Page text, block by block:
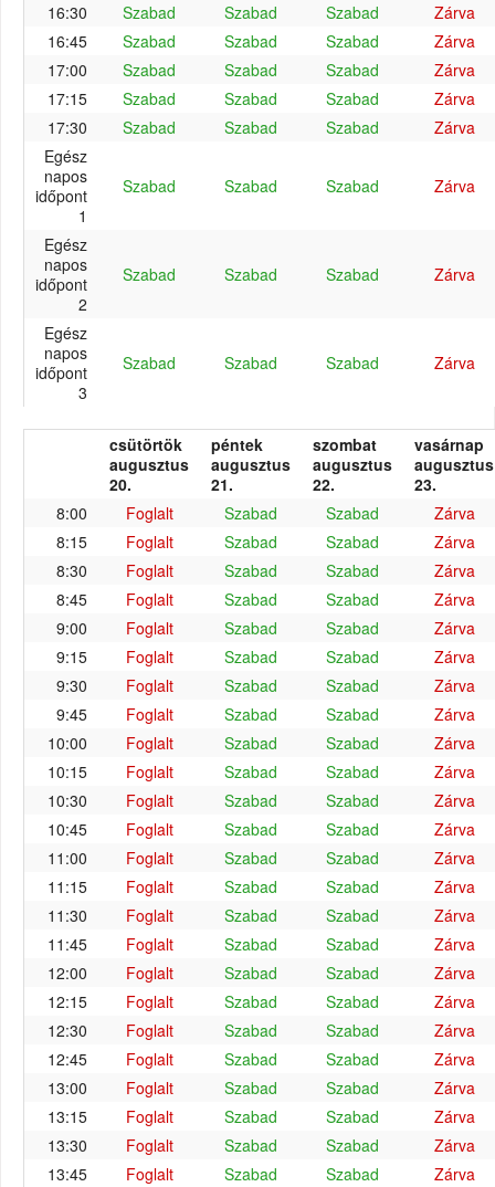
16:30 Szabad Szabad Szabad
Zárva
16:45
Szabad Szabad Szabad
Zárva
17:00
Szabad Szabad Szabad
Zárva
17:15
Szabad Szabad Szabad
Zárva
17:30
Szabad Szabad Szabad
Zárva
Egész
napos
időpont
1
Szabad Szabad Szabad Zárva
Egész
napos
időpont
2
Szabad Szabad Szabad Zárva
Egész
napos
időpont
3
Szabad Szabad Szabad Zárva
csütörtök
augusztus
20.
péntek
augusztus
21.
szombat
augusztus
22.
vasárnap
augusztus
23.
8:00
Foglalt Szabad Szabad
Zárva
8:15
Foglalt Szabad Szabad
Zárva
8:30
Foglalt Szabad Szabad
Zárva
8:45
Foglalt Szabad Szabad
Zárva
9:00
Foglalt Szabad Szabad
Zárva
9:15
Foglalt Szabad Szabad
Zárva
9:30
Foglalt Szabad Szabad
Zárva
9:45
Foglalt Szabad Szabad
Zárva
10:00
Foglalt Szabad Szabad
Zárva
10:15
Foglalt Szabad Szabad
Zárva
10:30
Foglalt Szabad Szabad
Zárva
10:45
Foglalt Szabad Szabad
Zárva
11:00
Foglalt Szabad Szabad
Zárva
11:15
Foglalt Szabad Szabad
Zárva
11:30
Foglalt Szabad Szabad
Zárva
11:45
Foglalt Szabad Szabad
Zárva
12:00
Foglalt Szabad Szabad
Zárva
12:15
Foglalt Szabad Szabad
Zárva
12:30
Foglalt Szabad Szabad
Zárva
12:45
Foglalt Szabad Szabad
Zárva
13:00
Foglalt Szabad Szabad
Zárva
13:15
Foglalt Szabad Szabad
Zárva
13:30
Foglalt Szabad Szabad
Zárva
13:45
Foglalt Szabad Szabad
Zárva